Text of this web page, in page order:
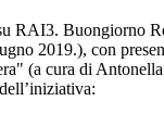
RAI3. Buongiorno
2019.), con
(a cura di